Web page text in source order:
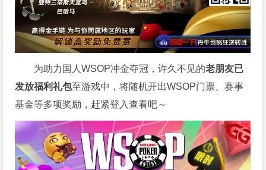
为助力国人WSOP冲金夺冠，许久不见的老朋友已
发放福利礼包至游戏中，将随机开出WSOP门票、赛事
基金等多项奖励，赶紧登入查看吧～